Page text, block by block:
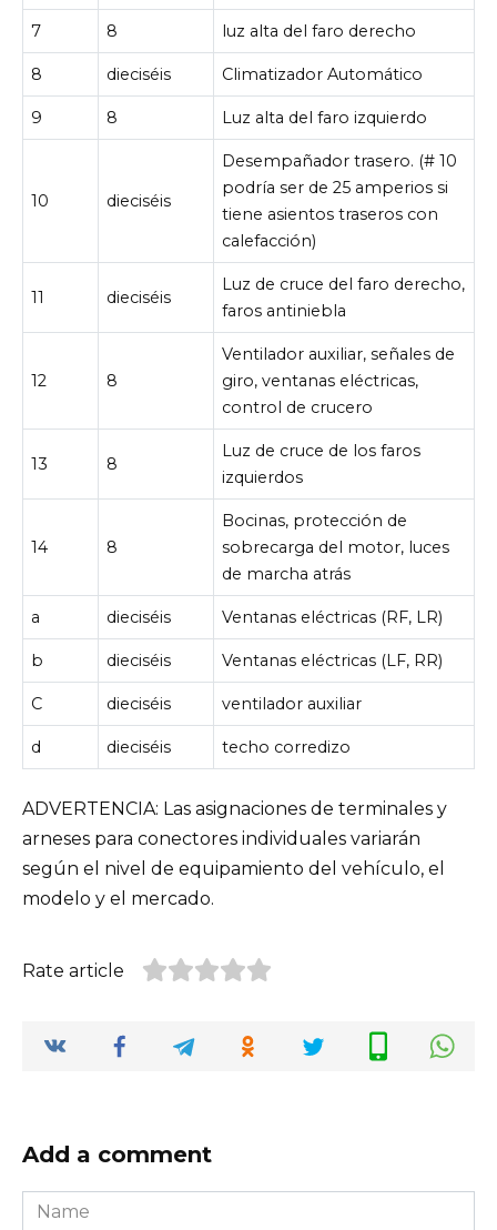
7 8 luz alta del faro derecho
8 dieciséis Climatizador Automático
9 8 Luz alta del faro izquierdo
10 dieciséis
Desempañador trasero. (# 10
podría ser de 25 amperios si
tiene asientos traseros con
calefacción)
11 dieciséis
Luz de cruce del faro derecho,
faros antiniebla
12 8
Ventilador auxiliar, señales de
giro, ventanas eléctricas,
control de crucero
13 8
Luz de cruce de los faros
izquierdos
14 8
Bocinas, protección de
sobrecarga del motor, luces
de marcha atrás
a dieciséis Ventanas eléctricas (RF, LR)
b dieciséis Ventanas eléctricas (LF, RR)
C dieciséis ventilador auxiliar
d dieciséis techo corredizo
ADVERTENCIA: Las asignaciones de terminales y
arneses para conectores individuales variarán
según el nivel de equipamiento del vehículo, el
modelo y el mercado.
Rate article
Add a comment
Name